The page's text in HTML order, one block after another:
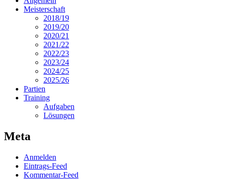
Meisterschaft
2018/19
2019/20
2020/21
2021/22
2022/23
2023/24
2024/25
2025/26
Partien
Training
Aufgaben
Lösungen
Meta
Anmelden
Eintrags-Feed
Kommentar-Feed